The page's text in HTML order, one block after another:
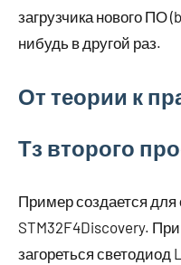
загрузчика нового ПО
нибудь в другой раз.
От теории к
Тз второго
Пример создается
STM32F4Discovery.
загореться